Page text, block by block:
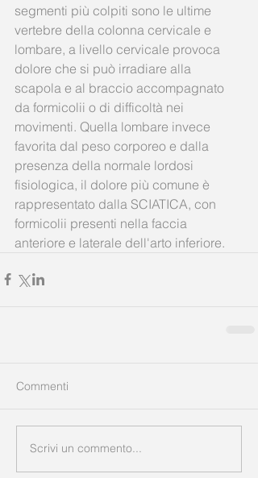
segmenti più colpiti sono le ultime
vertebre della colonna cervicale e
lombare, a livello cervicale provoca
dolore che si può irradiare alla
scapola e al braccio accompagnato
da formicolii o di difficoltà nei
movimenti. Quella lombare invece
favorita dal peso corporeo e dalla
presenza della normale lordosi
fisiologica, il dolore più comune è
rappresentato dalla SCIATICA, con
formicolii presenti nella faccia
anteriore e laterale dell'arto inferiore.
Commenti
Scrivi un commento...